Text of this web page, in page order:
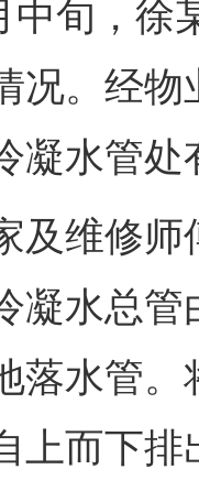
，徐
况。经
凝水管处
维修师
凝水总
落水管
上而下